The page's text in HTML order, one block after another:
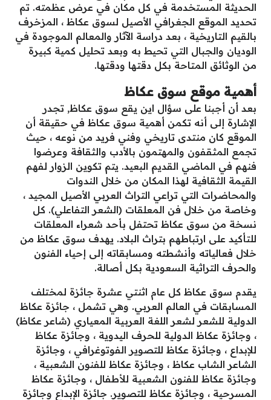
الحديثة المستخدمة في كل مكان في عرض عظمته. تم
تحديد الموقع الجغرافي الأصيل لسوق عكاظ ، المزخرف
بالقيم التاريخية ، بعد دراسة الآثار والمعالم الموجودة في
الوديان والجبال التي تحيط به وبعد تحليل كمية كبيرة
من الوثائق المتاحة بكل دقتها ودقتها.
أهمية موقع سوق عكاظ
بعد أن أجبنا على سؤال اين يقع سوق عكاظ, تجدر
الإشارة إلى أنه تكمن أهمية سوق عكاظ في حقيقة أن
الموقع كان منتدى تاريخي وفني فريد من نوعه ، حيث
تجمع المثقفون والمهتمون بالأدب والثقافة وعرضوا
فنهم في الماضي القديم البعيد. يتم تكوين الزوار لفهم
القيمة الثقافية لهذا المكان من خلال الندوات
والمحاضرات التي تراعي التراث العربي الأصيل المجيد ،
وخاصة من خلال فن المعلقات (الشعر التفاعلي). كل
نسخة من سوق عكاظ تحتفل بأحد شعراء المعلقات
للتأكيد على ارتباطهم بتراث البلاد. يهدف سوق عكاظ من
خلال فعالياته وأنشطته ومسابقاته إلى إحياء الفنون
والحرف التراثية السعودية بكل أصالة.
يقدم سوق عكاظ كل عام اثنتي عشرة جائزة لمختلف
المسابقات في العالم العربي. وهي تشمل ، جائزة عكاظ
الدولية للشعر لشعر اللغة العربية المعياري (شاعر عكاظ)
، وجائزة عكاظ الدولية للحرف اليدوية ، وجائزة عكاظ
للإبداع ، وجائزة عكاظ للتصوير الفوتوغرافي ، وجائزة
الشاعر الشاب عكاظ ، وجائزة عكاظ للفنون الشعبية ،
وجائزة عكاظ للفنون الشعبية للأطفال ، وجائزة عكاظ
المسرحية ، وجائزة عكاظ للتصوير. جائزة الإبداع وجائزة